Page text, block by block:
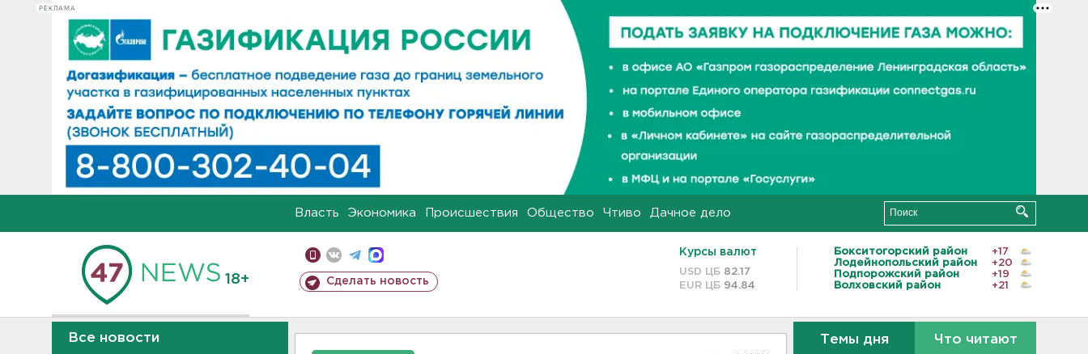
РЕКЛАМА
Власть Экономика Происшествия Общество Чтиво Дачное дело
18+ Сделать новость
Курсы валют
USD ЦБ 82.17
EUR ЦБ 94.84
Бокситогорский район
+17
Лодейнопольский район
+20
Подпорожский район
+19
Волховский район
+21
Все новости Темы дня Что читают